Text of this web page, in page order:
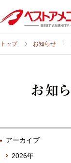
トップ お知らせ
アーカイブ
2026年